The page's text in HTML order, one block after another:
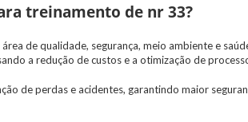
treinamento de nr 33?
de qualidade, segurança, meio ambiente e
a redução de custos e a otimização de
de perdas e acidentes, garantindo maior